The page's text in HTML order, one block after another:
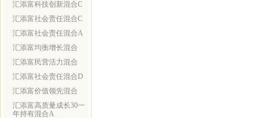
汇添富科技创新混合C
汇添富社会责任混合C
汇添富社会责任混合A
汇添富均衡增长混合
汇添富民营活力混合
汇添富社会责任混合D
汇添富价值领先混合
汇添富高质量成长30一
年持有混合A